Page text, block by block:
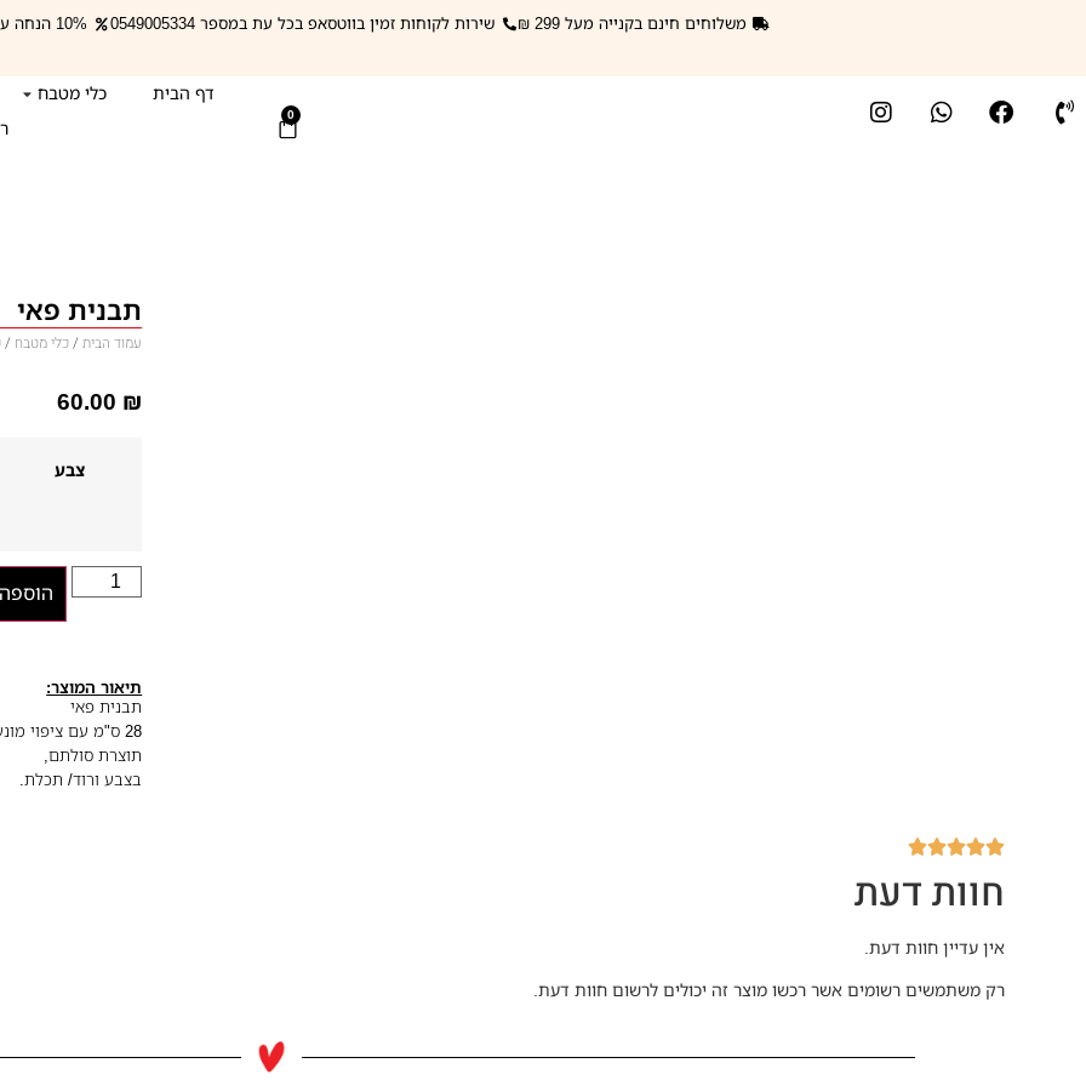
משלוחים חינם בקנייה מעל 299 ₪ שירות לקוחות זמין בווטסאפ בכל עת במספר 0549005334 10% הנחה על מפות השולחן עם הקופון: mapa
0
דף הבית
כלי מטבח
תבנית פאי
עמוד הבית/כלי מטבח /
60.00 ₪
צבע
תיאור המוצר:
תבנית פאי
28 ס"מ עם ציפוי מונע הדבקות
תוצרת סולתם,
בצבע ורוד/ תכלת.
חוות דעת
אין עדיין חוות דעת.
רק משתמשים רשומים אשר רכשו מוצר זה יכולים לרשום חוות דעת.